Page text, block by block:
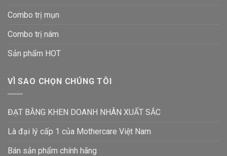
Combo trị mụn
Combo trị nám
Sản phẩm HOT
VÌ SAO CHỌN CHÚNG TÔI
ĐẠT BẰNG KHEN DOANH NHÂN XUẤT SẮC
Là đại lý cấp 1 của Mothercare Việt Nam
Bán sản phẩm chính hãng